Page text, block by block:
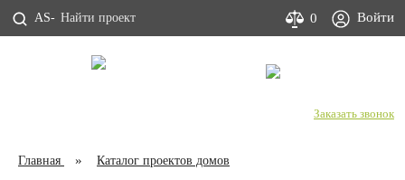
AS- 0 Войти
Заказать звонок
Главная Каталог проектов домов